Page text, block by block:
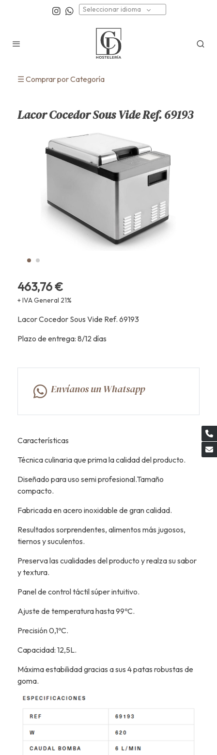
Seleccionar idioma
☰ Comprar por Categoría
Lacor Cocedor Sous Vide Ref. 69193
463,76 €
+ IVA General 21%
Lacor Cocedor Sous Vide Ref. 69193
Plazo de entrega: 8/12 días
Envíanos un Whatsapp
Características
Técnica culinaria que prima la calidad del producto.
Diseñado para uso semi profesional.Tamaño
compacto.
Fabricada en acero inoxidable de gran calidad.
Resultados sorprendentes, alimentos más jugosos,
tiernos y suculentos.
Preserva las cualidades del producto y realza su sabor
y textura.
Panel de control táctil súper intuitivo.
Ajuste de temperatura hasta 99ºC.
Precisión 0,1ºC.
Capacidad: 12,5L.
Máxima estabilidad gracias a sus 4 patas robustas de
goma.